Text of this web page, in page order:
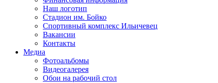
Наш логотип
Стадион им. Бойко
Спортивный комплекс Ильичевец
Вакансии
Контакты
Медиа
Фотоальбомы
Видеогалерея
Обои на рабочий стол